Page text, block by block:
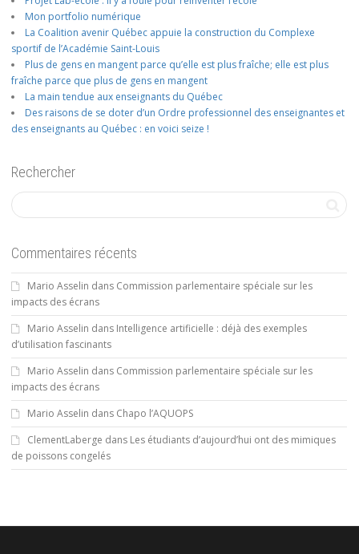
Mon portfolio numérique
La Coalition avenir Québec appuie la construction du Complexe
sportif de l’Académie Saint-Louis
Plus de gens en mangent parce qu’elle est plus fraîche; elle est plus
fraîche parce que plus de gens en mangent
La main tendue aux enseignants du Québec
Des raisons de se doter d’un Ordre professionnel des enseignantes et
des enseignants au Québec : en voici seize !
Rechercher
Commentaires récents
Mario Asselin dans Commission parlementaire spéciale sur les
impacts des écrans
Mario Asselin dans Intelligence artificielle : déjà des exemples
d’utilisation fascinants
Mario Asselin dans Commission parlementaire spéciale sur les
impacts des écrans
Mario Asselin dans Chapo l’AQUOPS
ClementLaberge dans Les étudiants d’aujourd’hui ont des mimiques
de poissons congelés